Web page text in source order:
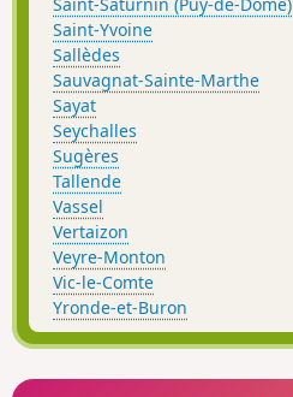
Saint-Yvoine
Sallèdes
Sauvagnat-Sainte-Marthe
Sayat
Seychalles
Sugères
Tallende
Vassel
Vertaizon
Veyre-Monton
Vic-le-Comte
Yronde-et-Buron